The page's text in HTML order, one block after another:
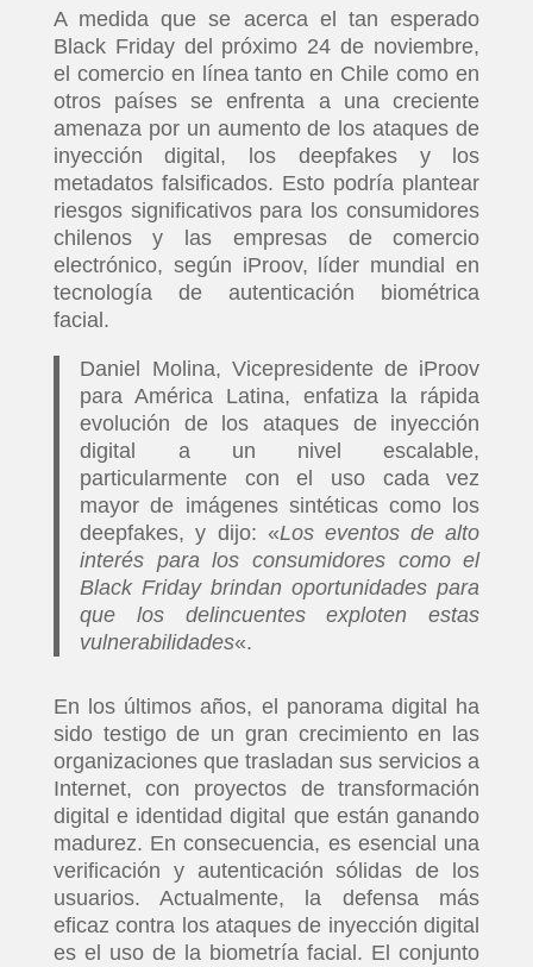
A medida que se acerca el tan esperado
Black Friday del próximo 24 de noviembre,
el comercio en línea tanto en Chile como en
otros países se enfrenta a una creciente
amenaza por un aumento de los ataques de
inyección digital, los deepfakes y los
metadatos falsificados. Esto podría plantear
riesgos significativos para los consumidores
chilenos y las empresas de comercio
electrónico, según iProov, líder mundial en
tecnología de autenticación biométrica
facial.
Daniel Molina, Vicepresidente de iProov
para América Latina, enfatiza la rápida
evolución de los ataques de inyección
digital a un nivel escalable,
particularmente con el uso cada vez
mayor de imágenes sintéticas como los
deepfakes, y dijo: «Los eventos de alto
interés para los consumidores como el
Black Friday brindan oportunidades para
que los delincuentes exploten estas
vulnerabilidades«.
En los últimos años, el panorama digital ha
sido testigo de un gran crecimiento en las
organizaciones que trasladan sus servicios a
Internet, con proyectos de transformación
digital e identidad digital que están ganando
madurez. En consecuencia, es esencial una
verificación y autenticación sólidas de los
usuarios. Actualmente, la defensa más
eficaz contra los ataques de inyección digital
es el uso de la biometría facial. El conjunto